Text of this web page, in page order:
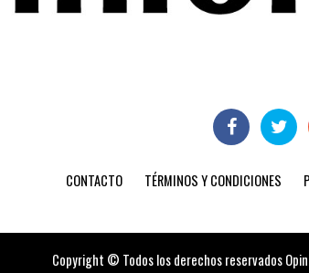
CONTACTO TÉRMINOS Y CONDICIONES
Copyright © Todos los derechos reservados